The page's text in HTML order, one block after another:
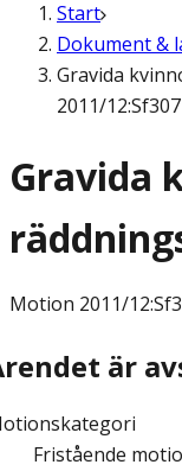
Start
Dokument &
Gravida
2011/
Gravida
Motion 2011/
är
Fristående